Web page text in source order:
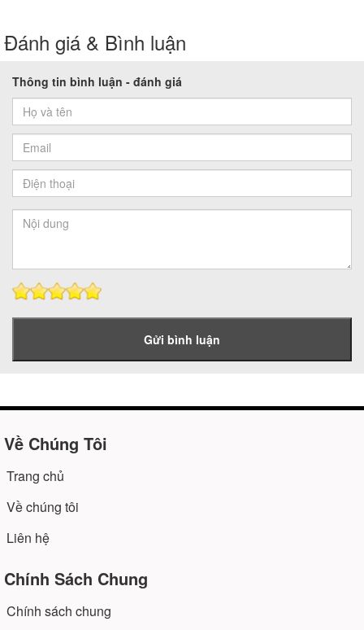
Đánh giá & Bình luận
Thông tin bình luận - đánh giá
Gửi bình luận
Về Chúng Tôi
Trang chủ
Về chúng tôi
Liên hệ
Chính Sách Chung
Chính sách chung